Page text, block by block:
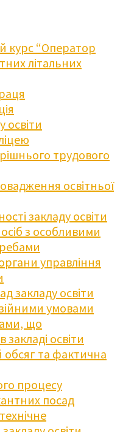
курс “Оператор
літальних
освіти
трудового
освітньої
закладу освіти
з особливими
управління
закладу освіти
умовами
що
закладі освіти
обсяг та фактична
процесу
посад